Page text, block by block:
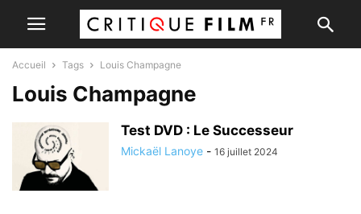
Accueil Tags Louis Champagne
Louis Champagne
Test DVD : Le Successeur
Mickaël Lanoye - 16 juillet 2024